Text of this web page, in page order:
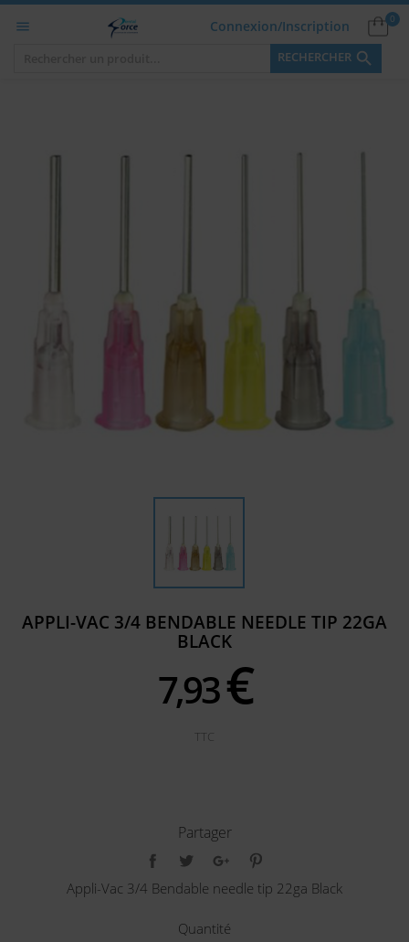
 0
Connexion/Inscription
RECHERCHER 
APPLI-VAC 3/4 BENDABLE NEEDLE TIP 22GA
BLACK
7,93€
TTC
Partager
Appli-Vac 3/4 Bendable needle tip 22ga Black
Quantité